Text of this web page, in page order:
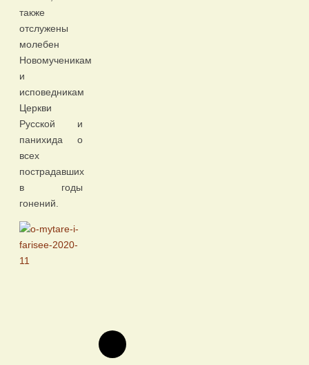
также
отслужены
молебен
Новомученикам
и
исповедникам
Церкви
Русской и
панихида о
всех
пострадавших
в годы
гонений.